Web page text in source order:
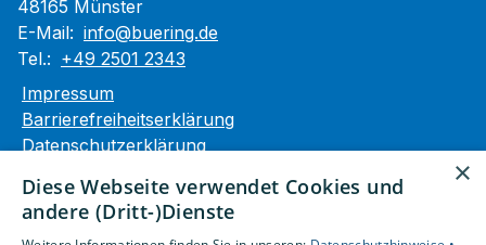
48165 Münster
E-Mail: info@buering.de
Tel.: +49 2501 2343
Impressum
Barrierefreiheitserklärung
Datenschutzerklärung
Unsere Bereiche
×
Diese Webseite verwendet Cookies und
andere (Dritt-)Dienste